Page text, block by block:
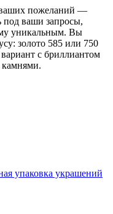
ваших пожеланий —
под ваши запросы,
уникальным. Вы
золото 585 или 750
с бриллиантом
упаковка украшений